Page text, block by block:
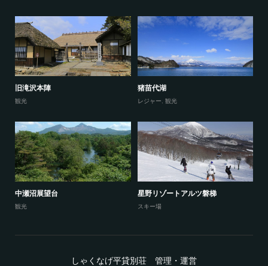
旧滝沢本陣
観光
猪苗代湖
レジャー 観光
中瀬沼展望台
観光
星野リゾートアルツ磐梯
スキー場
しゃくなげ平貸別荘 管理・運営